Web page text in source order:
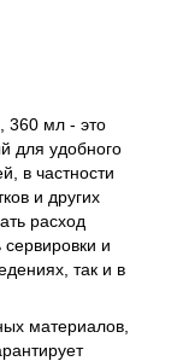
360 мл - это
для удобного
в частности
и других
расход
сервировки и
так и в
материалов,